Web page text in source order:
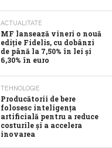
ACTUALITATE
MF lansează vineri o nouă
ediție Fidelis, cu dobânzi
de până la 7,50% în lei și
6,30% în euro
TEHNOLOGIE
Producătorii de bere
folosesc inteligența
artificială pentru a reduce
costurile și a accelera
inovarea